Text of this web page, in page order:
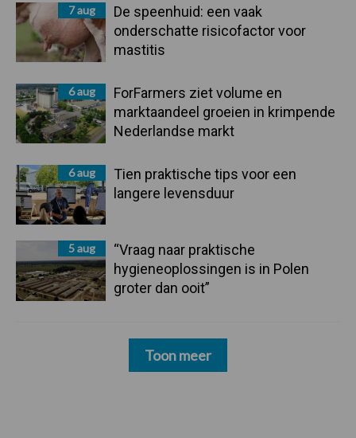
7 aug
De speenhuid: een vaak
onderschatte risicofactor voor
mastitis
6 aug
ForFarmers ziet volume en
marktaandeel groeien in krimpende
Nederlandse markt
6 aug
Tien praktische tips voor een
langere levensduur
5 aug
“Vraag naar praktische
hygieneoplossingen is in Polen
groter dan ooit”
Toon meer